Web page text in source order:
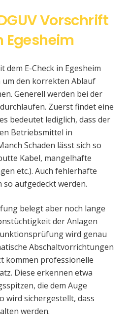
Vorschrift
Egesheim
dem E-Check in Egesheim
den korrekten Ablauf
Generell werden bei der
Zuerst findet eine
bedeutet lediglich, dass der
Betriebsmittel in
Schaden lässt sich so
Kabel, mangelhafte
etc.). Auch fehlerhafte
aufgedeckt werden.
belegt aber noch lange
der Anlagen
wird genau
Abschaltvorrichtungen
kommen professionelle
Diese erkennen etwa
die dem Auge
wird sichergestellt, dass
werden.